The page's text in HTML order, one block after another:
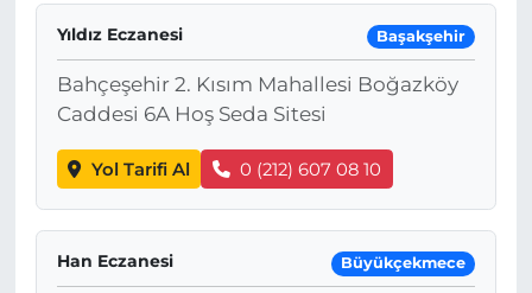
Yıldız Eczanesi Başakşehir
Bahçeşehir 2. Kısım Mahallesi Boğazköy
Caddesi 6A Hoş Seda Sitesi
Yol Tarifi Al 0 (212) 607 08 10
Han Eczanesi Büyükçekmece